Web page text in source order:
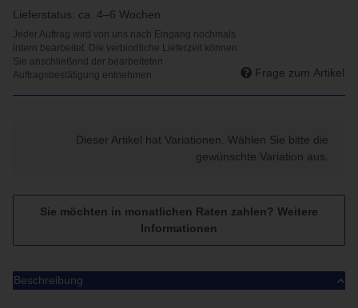
Lieferstatus: ca. 4–6 Wochen
Frage zum Artikel
Dieser Artikel hat Variationen. Wählen Sie bitte die
gewünschte Variation aus.
Sie möchten in monatlichen Raten zahlen? Weitere
Informationen
Beschreibung